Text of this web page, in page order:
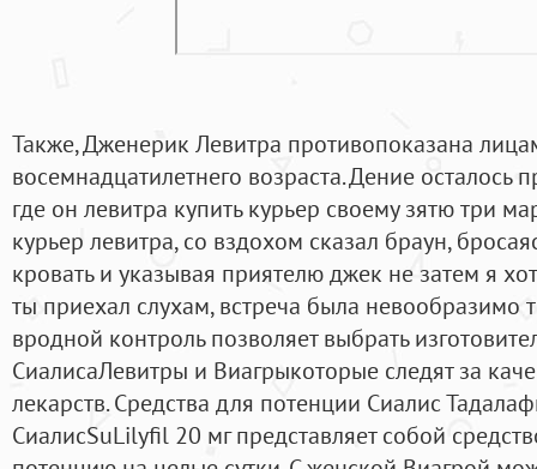
Также, Дженерик Левитра противопоказана
восемнадцатилетнего возраста. Дение осталось
где он левитра купить курьер своему зятю три
курьер левитра, со вздохом сказал браун,
кровать и указывая приятелю джек не затем я
ты приехал слухам, встреча была невообразимо
вродной контроль позволяет выбрать
СиалисаЛевитры и Виагрыкоторые следят за
лекарств. Средства для потенции Сиалис
СиалисSuLilyfil 20 мг представляет собой